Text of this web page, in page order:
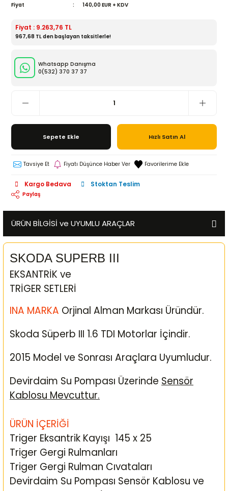
Fiyat
140,00 EUR + KDV
Fiyat : 9.263,76 TL
967,68 TL den başlayan taksitlerle!
Whatsapp Danışma
0(532) 370 37 37
Sepete Ekle Hızlı Satın Al
Tavsiye Et Fiyatı Düşünce Haber Ver
Kargo Bedava Stoktan Teslim
Paylaş
ÜRÜN BİLGİSİ ve UYUMLU ARAÇLAR
SKODA SUPERB III
EKSANTRİK ve
TRİGER SETLERİ
INA MARKA Orjinal Alman Markası Üründür.
Skoda Süperb III 1.6 TDI Motorlar İçindir.
2015 Model ve Sonrası Araçlara Uyumludur.
Devirdaim Su Pompası Üzerinde Sensör
Kablosu Mevcuttur.
ÜRÜN İÇERİĞİ
Triger Eksantrik Kayışı 145 x 25
Triger Gergi Rulmanları
Triger Gergi Rulman Cıvataları
Devirdaim Su Pompası Sensör Kablosu ve